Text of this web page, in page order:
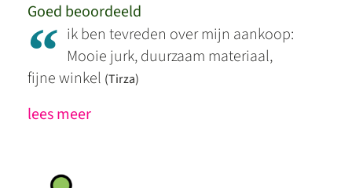
Goed beoordeeld
“ ik ben tevreden over mijn aankoop:
Mooie jurk, duurzaam materiaal,
fijne winkel (Tirza)
lees meer